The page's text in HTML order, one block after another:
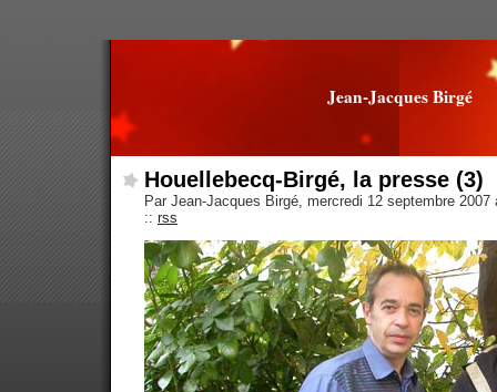
Jean-Jacques Birgé
Houellebecq-Birgé, la presse (3)
Par Jean-Jacques Birgé, mercredi 12 septembre
:: rss